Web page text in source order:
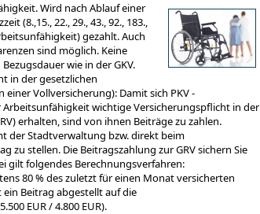
Wird nach Ablauf einer
(8.,15., 22., 29., 43., 92., 183.,
gezahlt. Auch
sind möglich. Keine
wie in der GKV.
in der gesetzlichen
Vollversicherung): Damit sich PKV -
wichtige Versicherungspflicht in der
erhalten, sind von ihnen Beiträge zu zahlen.
der Stadtverwaltung bzw. direkt beim
zu stellen. Die Beitragszahlung zur GRV sichern Sie
gilt folgendes Berechnungsverfahren:
80 % des zuletzt für einen Monat versicherten
Beitrag abgestellt auf die
EUR / 4.800 EUR).